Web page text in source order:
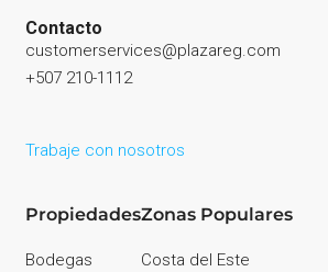
Contacto
customerservices@plazareg.com
+507 210-1112
Trabaje con nosotros
Propiedades
Bodegas
Zonas Populares
Costa del Este